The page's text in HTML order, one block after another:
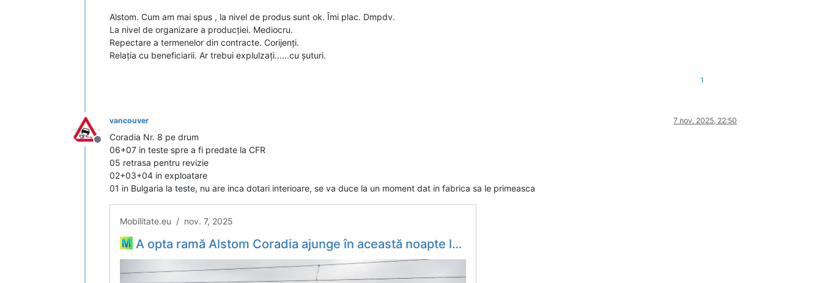
Alstom. Cum am mai spus , la nivel de produs sunt ok. Îmi plac. Dmpdv.
La nivel de organizare a producției. Mediocru.
Repectare a termenelor din contracte. Corijenți.
Relația cu beneficiarii. Ar trebui explulzați......cu șuturi.
1
Deconectat
vancouver 7 nov. 2025, 22:50
Coradia Nr. 8 pe drum
06+07 in teste spre a fi predate la CFR
05 retrasa pentru revizie
02+03+04 in exploatare
01 in Bulgaria la teste, nu are inca dotari interioare, se va duce la un moment dat in fabrica sa le primeasca
Mobilitate.eu / nov. 7, 2025
A opta ramă Alstom Coradia ajunge în această noapte la București. În același timp ramele 6 și 7 sunt în faza de testare pentru a fi predate către CFR Căltători - Mobilitate.eu